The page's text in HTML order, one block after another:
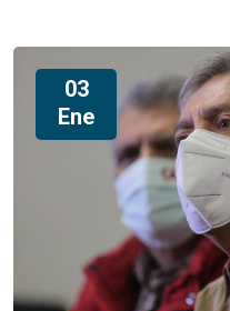
03
Ene